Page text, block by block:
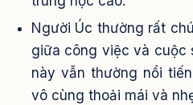
Người Úc thường rất
giữa công việc và cuộc
này vẫn thường nổi
vô cùng thoải mái và